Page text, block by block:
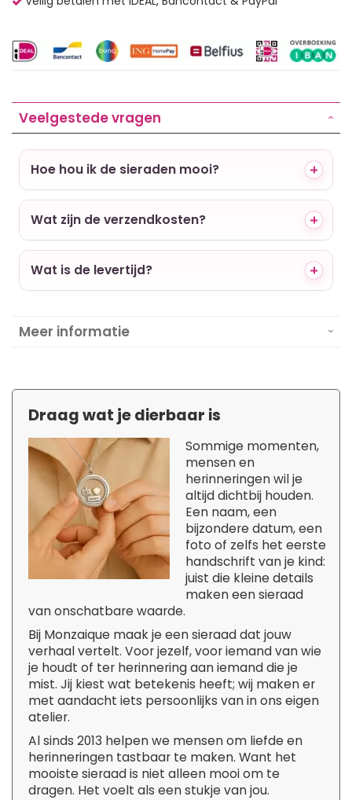
Veelgestede vragen
Hoe hou ik de sieraden mooi?
Wat zijn de verzendkosten?
Wat is de levertijd?
Meer informatie
Draag wat je dierbaar is
Sommige momenten,
mensen en
herinneringen wil je
altijd dichtbij houden.
Een naam, een
bijzondere datum, een
foto of zelfs het eerste
handschrift van je kind:
juist die kleine details
maken een sieraad
van onschatbare waarde.
Bij Monzaique maak je een sieraad dat jouw
verhaal vertelt. Voor jezelf, voor iemand van wie
je houdt of ter herinnering aan iemand die je
mist. Jij kiest wat betekenis heeft; wij maken er
met aandacht iets persoonlijks van in ons eigen
atelier.
Al sinds 2013 helpen we mensen om liefde en
herinneringen tastbaar te maken. Want het
mooiste sieraad is niet alleen mooi om te
dragen. Het voelt als een stukje van jou.